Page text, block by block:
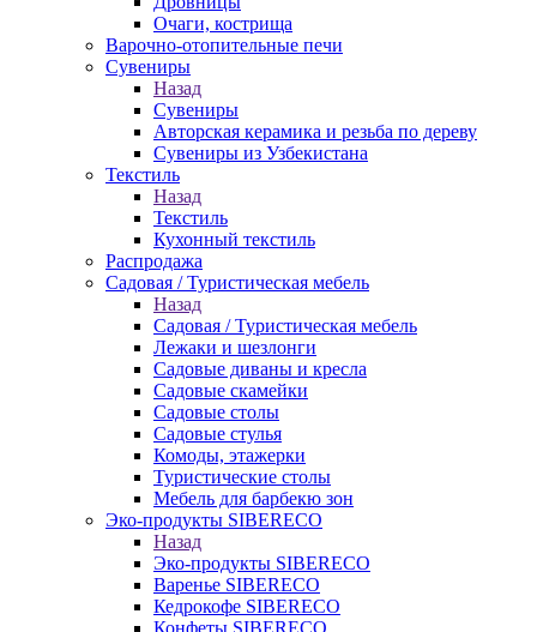
Очаги, кострища
Варочно-отопительные печи
Сувениры
Назад
Сувениры
Авторская керамика и резьба по дереву
Сувениры из Узбекистана
Текстиль
Назад
Текстиль
Кухонный текстиль
Распродажа
Садовая / Туристическая мебель
Назад
Садовая / Туристическая мебель
Лежаки и шезлонги
Садовые диваны и кресла
Садовые скамейки
Садовые столы
Садовые стулья
Комоды, этажерки
Туристические столы
Мебель для барбекю зон
Эко-продукты SIBERECO
Назад
Эко-продукты SIBERECO
Варенье SIBERECO
Кедрокофе SIBERECO
Конфеты SIBERECO